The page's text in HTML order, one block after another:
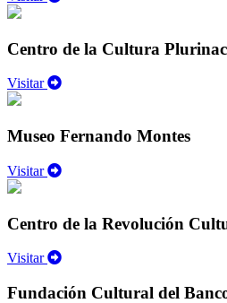
Centro de la Cultura
Visitar
Museo Fernando Montes
Visitar
Centro de la Revolución
Visitar
Fundación Cultural del